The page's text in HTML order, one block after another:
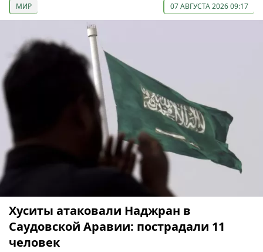
МИР 07 АВГУСТА 2026 09:17
Хуситы атаковали Наджран в
Саудовской Аравии: пострадали 11
человек